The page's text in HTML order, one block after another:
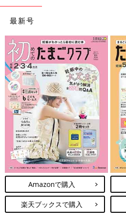
最新号
Amazonで購入
楽天ブックスで購入